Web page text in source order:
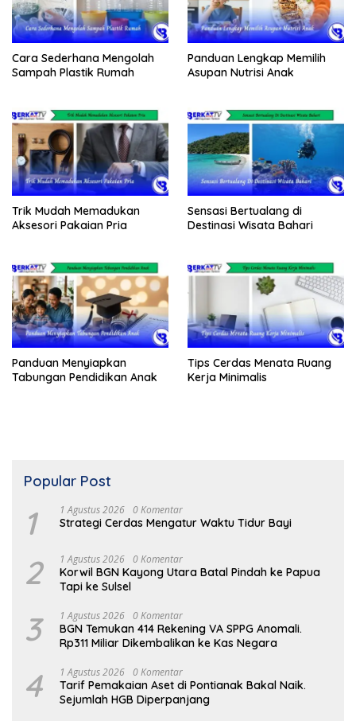
Cara Sederhana Mengolah
Sampah Plastik Rumah
Panduan Lengkap Memilih
Asupan Nutrisi Anak
Trik Mudah Memadukan
Aksesori Pakaian Pria
Sensasi Bertualang di
Destinasi Wisata Bahari
Panduan Menyiapkan
Tabungan Pendidikan Anak
Tips Cerdas Menata Ruang
Kerja Minimalis
Popular Post
1 1 Agustus 2026 0 Komentar
Strategi Cerdas Mengatur Waktu Tidur Bayi
2 1 Agustus 2026 0 Komentar
Korwil BGN Kayong Utara Batal Pindah ke Papua
Tapi ke Sulsel
3 1 Agustus 2026 0 Komentar
BGN Temukan 414 Rekening VA SPPG Anomali.
Rp311 Miliar Dikembalikan ke Kas Negara
4 1 Agustus 2026 0 Komentar
Tarif Pemakaian Aset di Pontianak Bakal Naik.
Sejumlah HGB Diperpanjang